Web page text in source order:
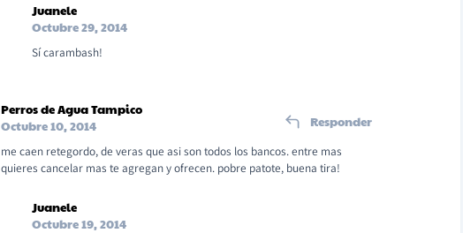
Juanele
Octubre 29, 2014
Sí carambash!
Perros de Agua Tampico
Octubre 10, 2014
me caen retegordo, de veras que asi son todos los bancos. entre mas
quieres cancelar mas te agregan y ofrecen. pobre patote, buena tira!
Responder
Juanele
Octubre 19, 2014